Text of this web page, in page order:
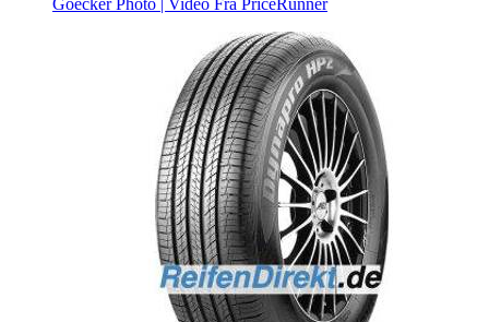
Goecker Photo | Video Fra PriceRunner